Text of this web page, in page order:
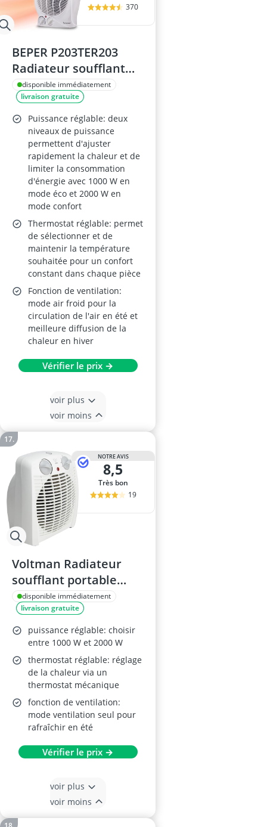
370
BEPER P203TER203
Radiateur soufflant
électrique 2000 W
disponible immédiatement
livraison gratuite
Puissance réglable: deux
niveaux de puissance
permettent d'ajuster
rapidement la chaleur et de
limiter la consommation
d'énergie avec 1000 W en
mode éco et 2000 W en
mode confort
Thermostat réglable: permet
de sélectionner et de
maintenir la température
souhaitée pour un confort
constant dans chaque pièce
Fonction de ventilation:
mode air froid pour la
circulation de l'air en été et
meilleure diffusion de la
chaleur en hiver
Vérifier le prix →
voir plus
voir moins
NOTRE AVIS
8,5
Très bon
19
Voltman Radiateur
soufflant portable
2000 W - Blanc
disponible immédiatement
livraison gratuite
puissance réglable: choisir
entre 1000 W et 2000 W
thermostat réglable: réglage
de la chaleur via un
thermostat mécanique
fonction de ventilation:
mode ventilation seul pour
rafraîchir en été
Vérifier le prix →
voir plus
voir moins